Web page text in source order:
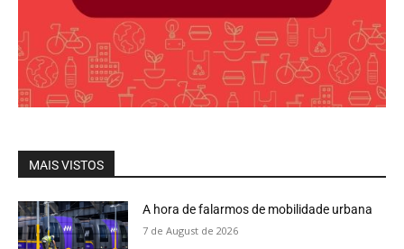
MAIS VISTOS
A hora de falarmos de mobilidade urbana
7 de August de 2026